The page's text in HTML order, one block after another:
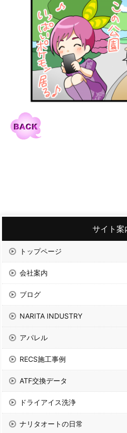
サイト案
トップページ
会社案内
ブログ
NARITA INDUSTRY
アパレル
RECS施工事例
ATF交換データ
ドライアイス洗浄
ナリタオートの日常